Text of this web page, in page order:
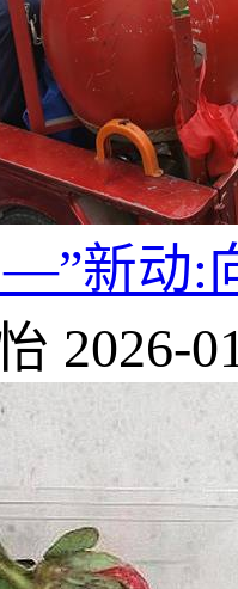
新动:
2026-